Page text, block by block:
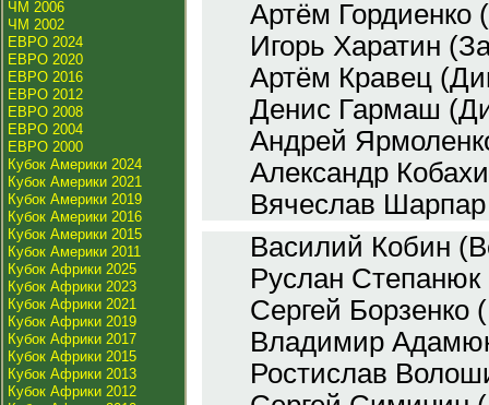
ЧМ 2006
ЧМ 2002
ЕВРО 2024
ЕВРО 2020
ЕВРО 2016
ЕВРО 2012
ЕВРО 2008
ЕВРО 2004
ЕВРО 2000
Кубок Америки 2024
Кубок Америки 2021
Кубок Америки 2019
Кубок Америки 2016
Кубок Америки 2015
Кубок Америки 2011
Кубок Африки 2025
Кубок Африки 2023
Кубок Африки 2021
Кубок Африки 2019
Кубок Африки 2017
Кубок Африки 2015
Кубок Африки 2013
Кубок Африки 2012
Артём Гордиенко
Игорь Харатин
Артём Кравец
Денис Гармаш
Андрей
Александр
Вячеслав
Василий Кобин
Руслан Степанюк
Сергей Борзенко
Владимир
Ростислав